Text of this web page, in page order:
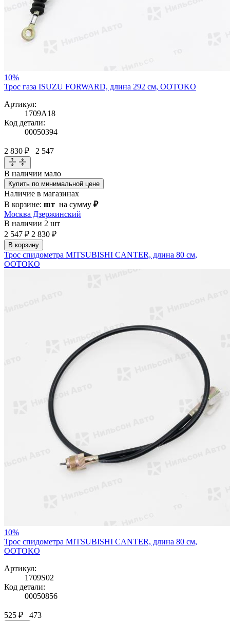
10%
Трос газа ISUZU FORWARD, длина 292 см, OOTOKO
Артикул:
1709A18
Код детали:
00050394
2 830 ₽ 2 547
В наличии мало
Купить по минимальной цене
Наличие в магазинах
В корзине: шт на сумму ₽
Москва Дзержинский
В наличии 2 шт
2 547 ₽ 2 830 ₽
В корзину
Трос спидометра MITSUBISHI CANTER, длина 80 см,
OOTOKO
10%
Трос спидометра MITSUBISHI CANTER, длина 80 см,
OOTOKO
Артикул:
1709S02
Код детали:
00050856
525 ₽ 473